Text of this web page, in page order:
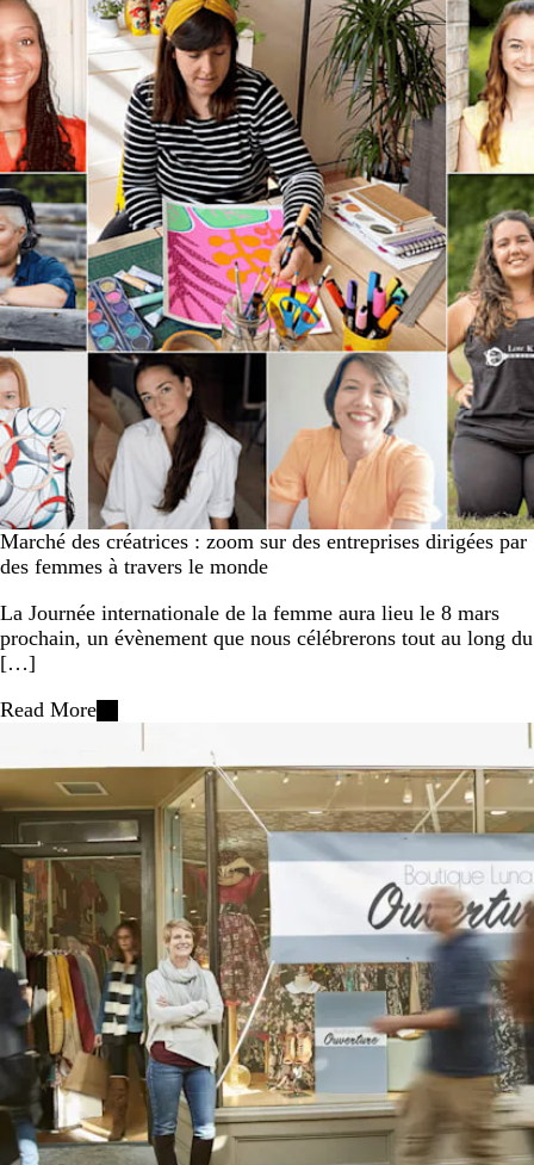
Marché des créatrices : zoom sur des entreprises dirigées par
des femmes à travers le monde
La Journée internationale de la femme aura lieu le 8 mars
prochain, un évènement que nous célébrerons tout au long du
[…]
Read More